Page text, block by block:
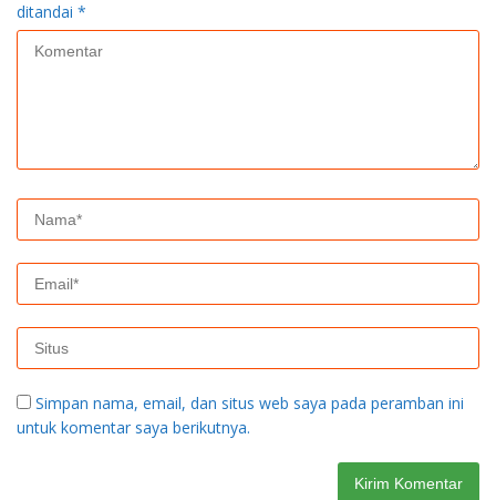
ditandai *
Simpan nama, email, dan situs web saya pada peramban ini
untuk komentar saya berikutnya.